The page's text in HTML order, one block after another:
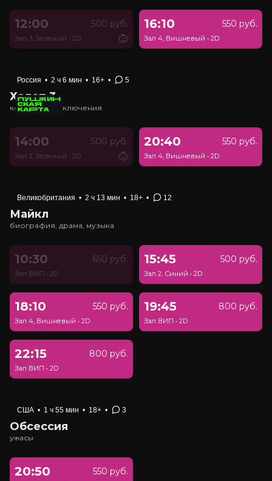
12:00 500 руб.
Зал 3, Зеленый • 2D
16:10 550 руб.
Зал 4, Вишневый • 2D
Россия • 2 ч 6 мин • 16+ • 5
Холоп 3
комедия, приключения
14:00 500 руб.
Зал 3, Зеленый • 2D
20:40 550 руб.
Зал 4, Вишневый • 2D
Великобритания • 2 ч 13 мин • 18+ • 12
Майкл
биография, драма, музыка
10:30 650 руб.
Зал ВИП • 2D
15:45 500 руб.
Зал 2, Синий • 2D
18:10 550 руб.
Зал 4, Вишневый • 2D
19:45 800 руб.
Зал ВИП • 2D
22:15 800 руб.
Зал ВИП • 2D
США • 1 ч 55 мин • 18+ • 3
Обсессия
ужасы
20:50 550 руб.